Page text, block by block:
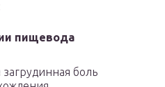
пищевода
боль